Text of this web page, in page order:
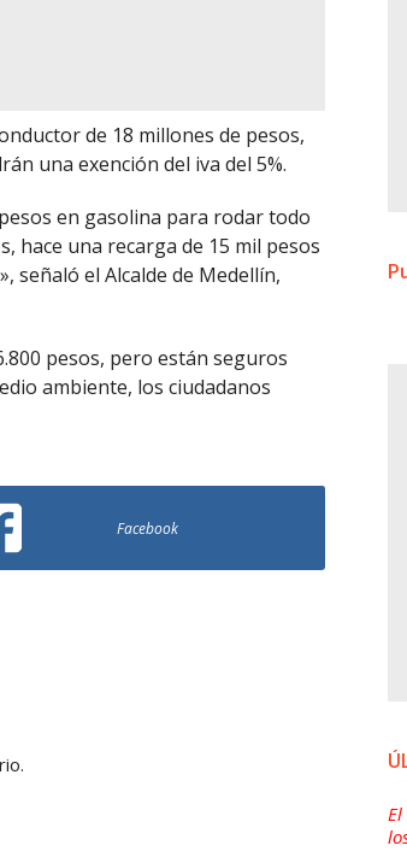
de 18 millones de pesos,
una exención del iva del 5%.
en gasolina para rodar todo
hace una recarga de 15 mil pesos
señaló el Alcalde de Medellín,
pesos, pero están seguros
ambiente, los ciudadanos
Facebook